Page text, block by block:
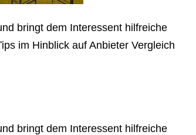
bringt dem Interessent hilfreiche
im Hinblick auf Anbieter Vergleich
bringt dem Interessent hilfreiche